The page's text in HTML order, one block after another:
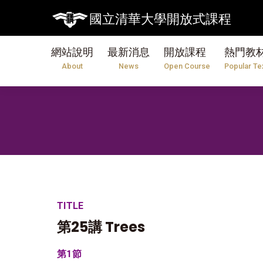
國立清華大學開放式課程
網站說明
About
最新消息
News
開放課程
Open Course
熱門教
Popular
TITLE
第25講 Trees
第1節